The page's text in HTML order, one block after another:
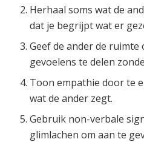
Herhaal soms wat de
dat je begrijpt wat er
Geef de ander de
gevoelens te delen
Toon empathie door te
wat de ander zegt.
Gebruik non-verbale
glimlachen om aan te